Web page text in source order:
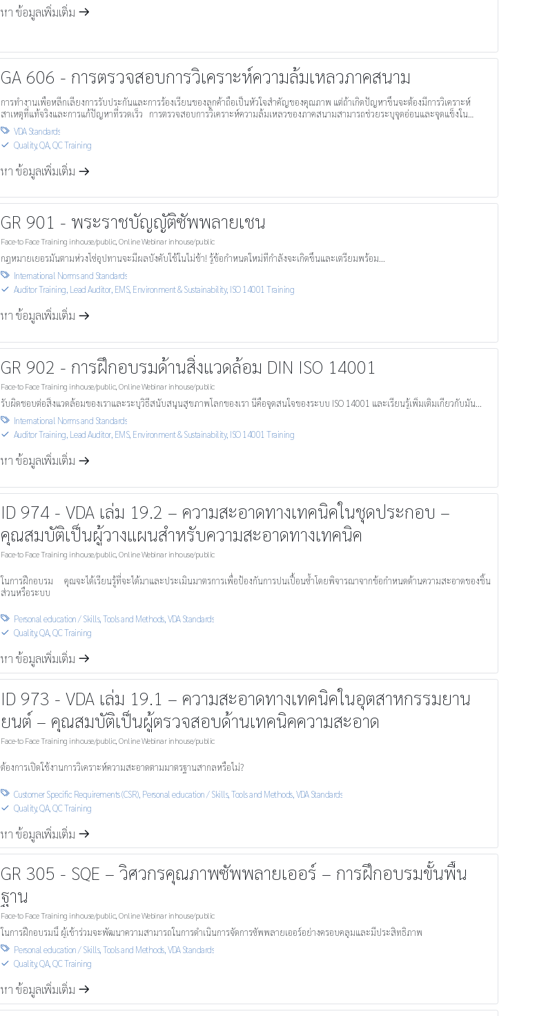
หา ข้อมูลเพิ่มเติ่ม m
GA 606 - การตรวจสอบการวิเคราะห์ความล้มเหลวภาคสนาม
การทำงานเพื่อหลีกเลี่ยงการรับประกันและการร้องเรียนของลูกค้าถือเป็นหัวใจสำคัญของคุณภาพ แต่ถ้าเกิดปัญหาขึ้นจะต้องมีการวิเคราะห์
สาเหตุที่แท้จริงและการแก้ปัญหาที่รวดเร็ว การตรวจสอบการวิเคราะห์ความล้มเหลวของภาคสนามสามารถช่วยระบุจุดอ่อนและจุดแข็งใน
กระบวนการส่งคืนภาคสนาม
 VDA Standards
S Quality, QA, QC Training
หา ข้อมูลเพิ่มเติ่ม m
GR 901 - พระราชบัญญัติซัพพลายเชน
Face-to Face Training inhouse/public,Online Webinar inhouse/public
กฎหมายเยอรมันตามห่วงโซ่อุปทานจะมีผลบังคับใช้ในไม่ช้า! รู้ข้อกำหนดใหม่ที่กำลังจะเกิดขึ้นและเตรียมพร้อม...
 International Norms and Standards
S Auditor Training, Lead Auditor, EMS, Environment & Sustainability, ISO 14001 Training
หา ข้อมูลเพิ่มเติ่ม m
GR 902 - การฝึกอบรมด้านสิ่งแวดล้อม DIN ISO 14001
Face-to Face Training inhouse/public,Online Webinar inhouse/public
รับผิดชอบต่อสิ่งแวดล้อมของเราและระบุวิธีสนับสนุนสุขภาพโลกของเรา นี่คือจุดสนใจของระบบ ISO 14001 และเรียนรู้เพิ่มเติมเกี่ยวกับมัน...
 International Norms and Standards
S Auditor Training, Lead Auditor, EMS, Environment & Sustainability, ISO 14001 Training
หา ข้อมูลเพิ่มเติ่ม m
ID 974 - VDA เล่ม 19.2 – ความสะอาดทางเทคนิคในชุดประกอบ –
คุณสมบัติเป็นผู้วางแผนสำหรับความสะอาดทางเทคนิค
Face-to Face Training inhouse/public,Online Webinar inhouse/public
ในการฝึกอบรม คุณจะได้เรียนรู้ที่จะได้มาและประเมินมาตรการเพื่อป้องกันการปนเปื้อนซ้ำโดยพิจารณาจากข้อกำหนดด้านความสะอาดของชิ้น
ส่วนหรือระบบ
 Personal education / Skills,Tools and Methods,VDA Standards
S Quality, QA, QC Training
หา ข้อมูลเพิ่มเติ่ม m
ID 973 - VDA เล่ม 19.1 – ความสะอาดทางเทคนิคในอุตสาหกรรมยาน
ยนต์ – คุณสมบัติเป็นผู้ตรวจสอบด้านเทคนิคความสะอาด
Face-to Face Training inhouse/public, Online Webinar inhouse/public
ต้องการเปิดใช้งานการวิเคราะห์ความสะอาดตามมาตรฐานสากลหรือไม่?
 Customer Specific Requirements (CSR), Personal education / Skills,Tools and Methods,VDA Standards
S Quality, QA, QC Training
หา ข้อมูลเพิ่มเติ่ม m
GR 305 - SQE – วิศวกรคุณภาพซัพพลายเออร์ – การฝึกอบรมขั้นพื้น
ฐาน
Face-to Face Training inhouse/public, Online Webinar inhouse/public
ในการฝึกอบรมนี้ ผู้เข้าร่วมจะพัฒนาความสามารถในการดำเนินการจัดการซัพพลายเออร์อย่างครอบคลุมและมีประสิทธิภาพ
 Personal education / Skills,Tools and Methods,VDA Standards
S Quality, QA, QC Training
หา ข้อมูลเพิ่มเติ่ม m